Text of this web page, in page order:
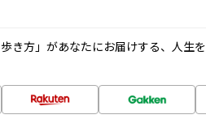
き方」があなたにお届けする、人生